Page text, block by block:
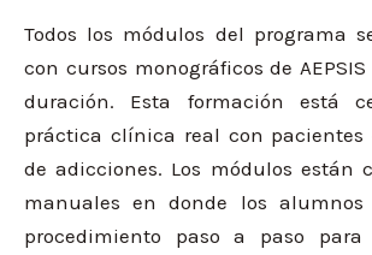
Todos los módulos del programa
con cursos monográficos de
duración. Esta formación está
práctica clínica real con pacientes
de adicciones. Los módulos están
manuales en donde los alumnos
procedimiento paso a paso